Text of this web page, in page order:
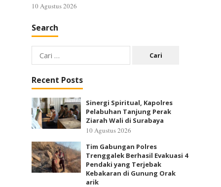
10 Agustus 2026
Search
Cari
untuk:
Recent Posts
Sinergi Spiritual, Kapolres
Pelabuhan Tanjung Perak
Ziarah Wali di Surabaya
10 Agustus 2026
Tim Gabungan Polres
Trenggalek Berhasil Evakuasi 4
Pendaki yang Terjebak
Kebakaran di Gunung Orak
arik